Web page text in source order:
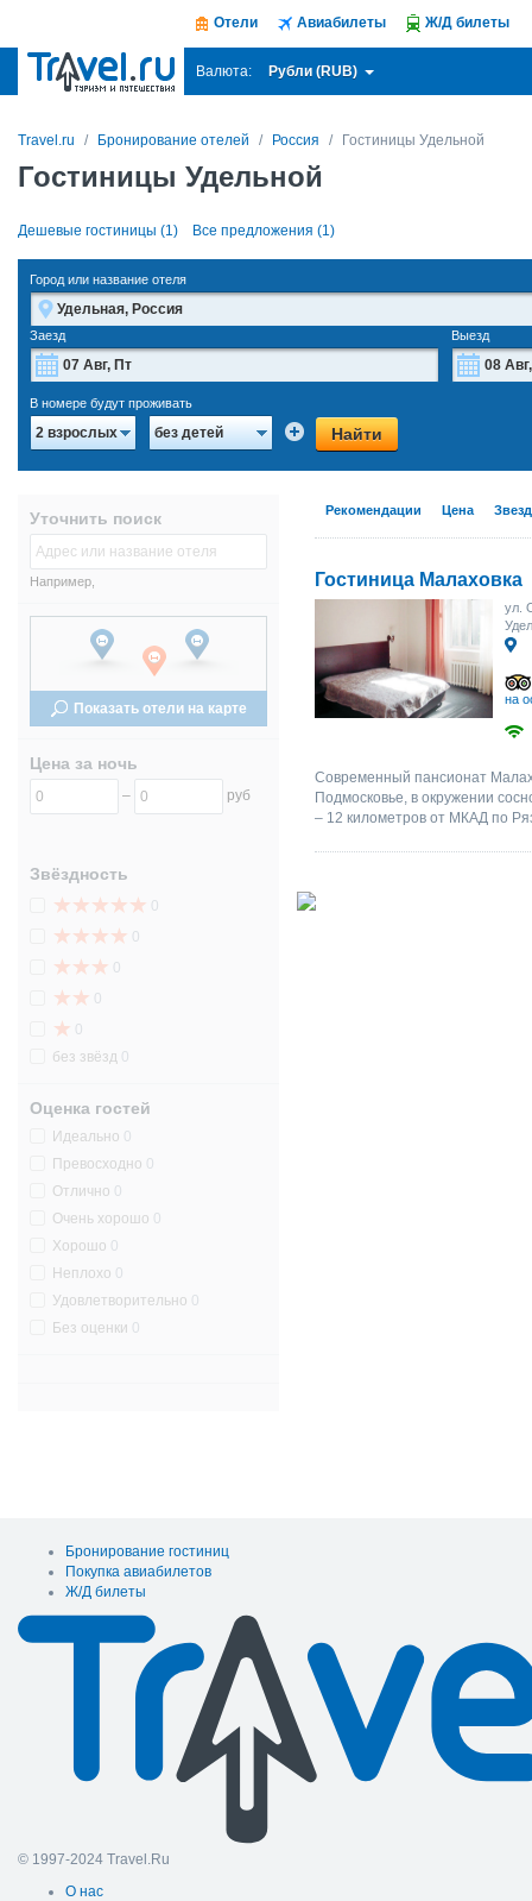
Отели Авиабилеты Ж/Д билеты
Валюта: Рубли (RUB)
Travel.ru Бронирование отелей Россия Гостиницы Удельной
Гостиницы Удельной
Дешевые гостиницы (1) Все предложения (1)
Город или название отеля
Заезд
Пн Вт Ср Чт Пт Сб Вс
27 28 29 30 1 2
10 11 12 13
17 18 19 20 22 23
24 25 26 27
5 6
Выезд
17
31
В номере будут проживать
2 взрослых без детей Найти
Уточнить поиск
Например,
Показать отели на карте
Цена за ночь
– руб
Звёздность
0
0
0
0
0
без звёзд 0
Оценка гостей
Идеально 0
Превосходно 0
Отлично 0
Очень хорошо 0
Хорошо 0
Неплохо 0
Удовлетворительно 0
Без оценки 0
Рекомендации Цена
Гостиница Малаховка
ул.
на
Современный пансионат
Подмосковье, в окружении
– 12 километров от МКАД по
Бронирование гостиниц
Покупка авиабилетов
Ж/Д билеты
© 1997-2024 Travel.Ru
О нас